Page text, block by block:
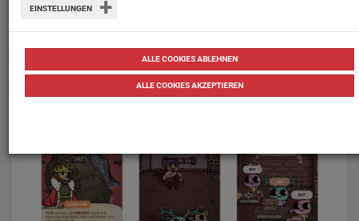
EINSTELLUNGEN
ALLE COOKIES ABLEHNEN
ALLE COOKIES AKZEPTIEREN